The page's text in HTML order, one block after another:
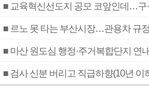
■ 교육혁신선도지 공모 코앞인데…구·
■ 르노 못 타는 부산시장…관용차 규
■ 마산 원도심 행정·주거복합단지 연